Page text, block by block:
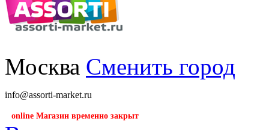
Москва Сменить город
info@assorti-market.ru
online Магазин временно закрыт